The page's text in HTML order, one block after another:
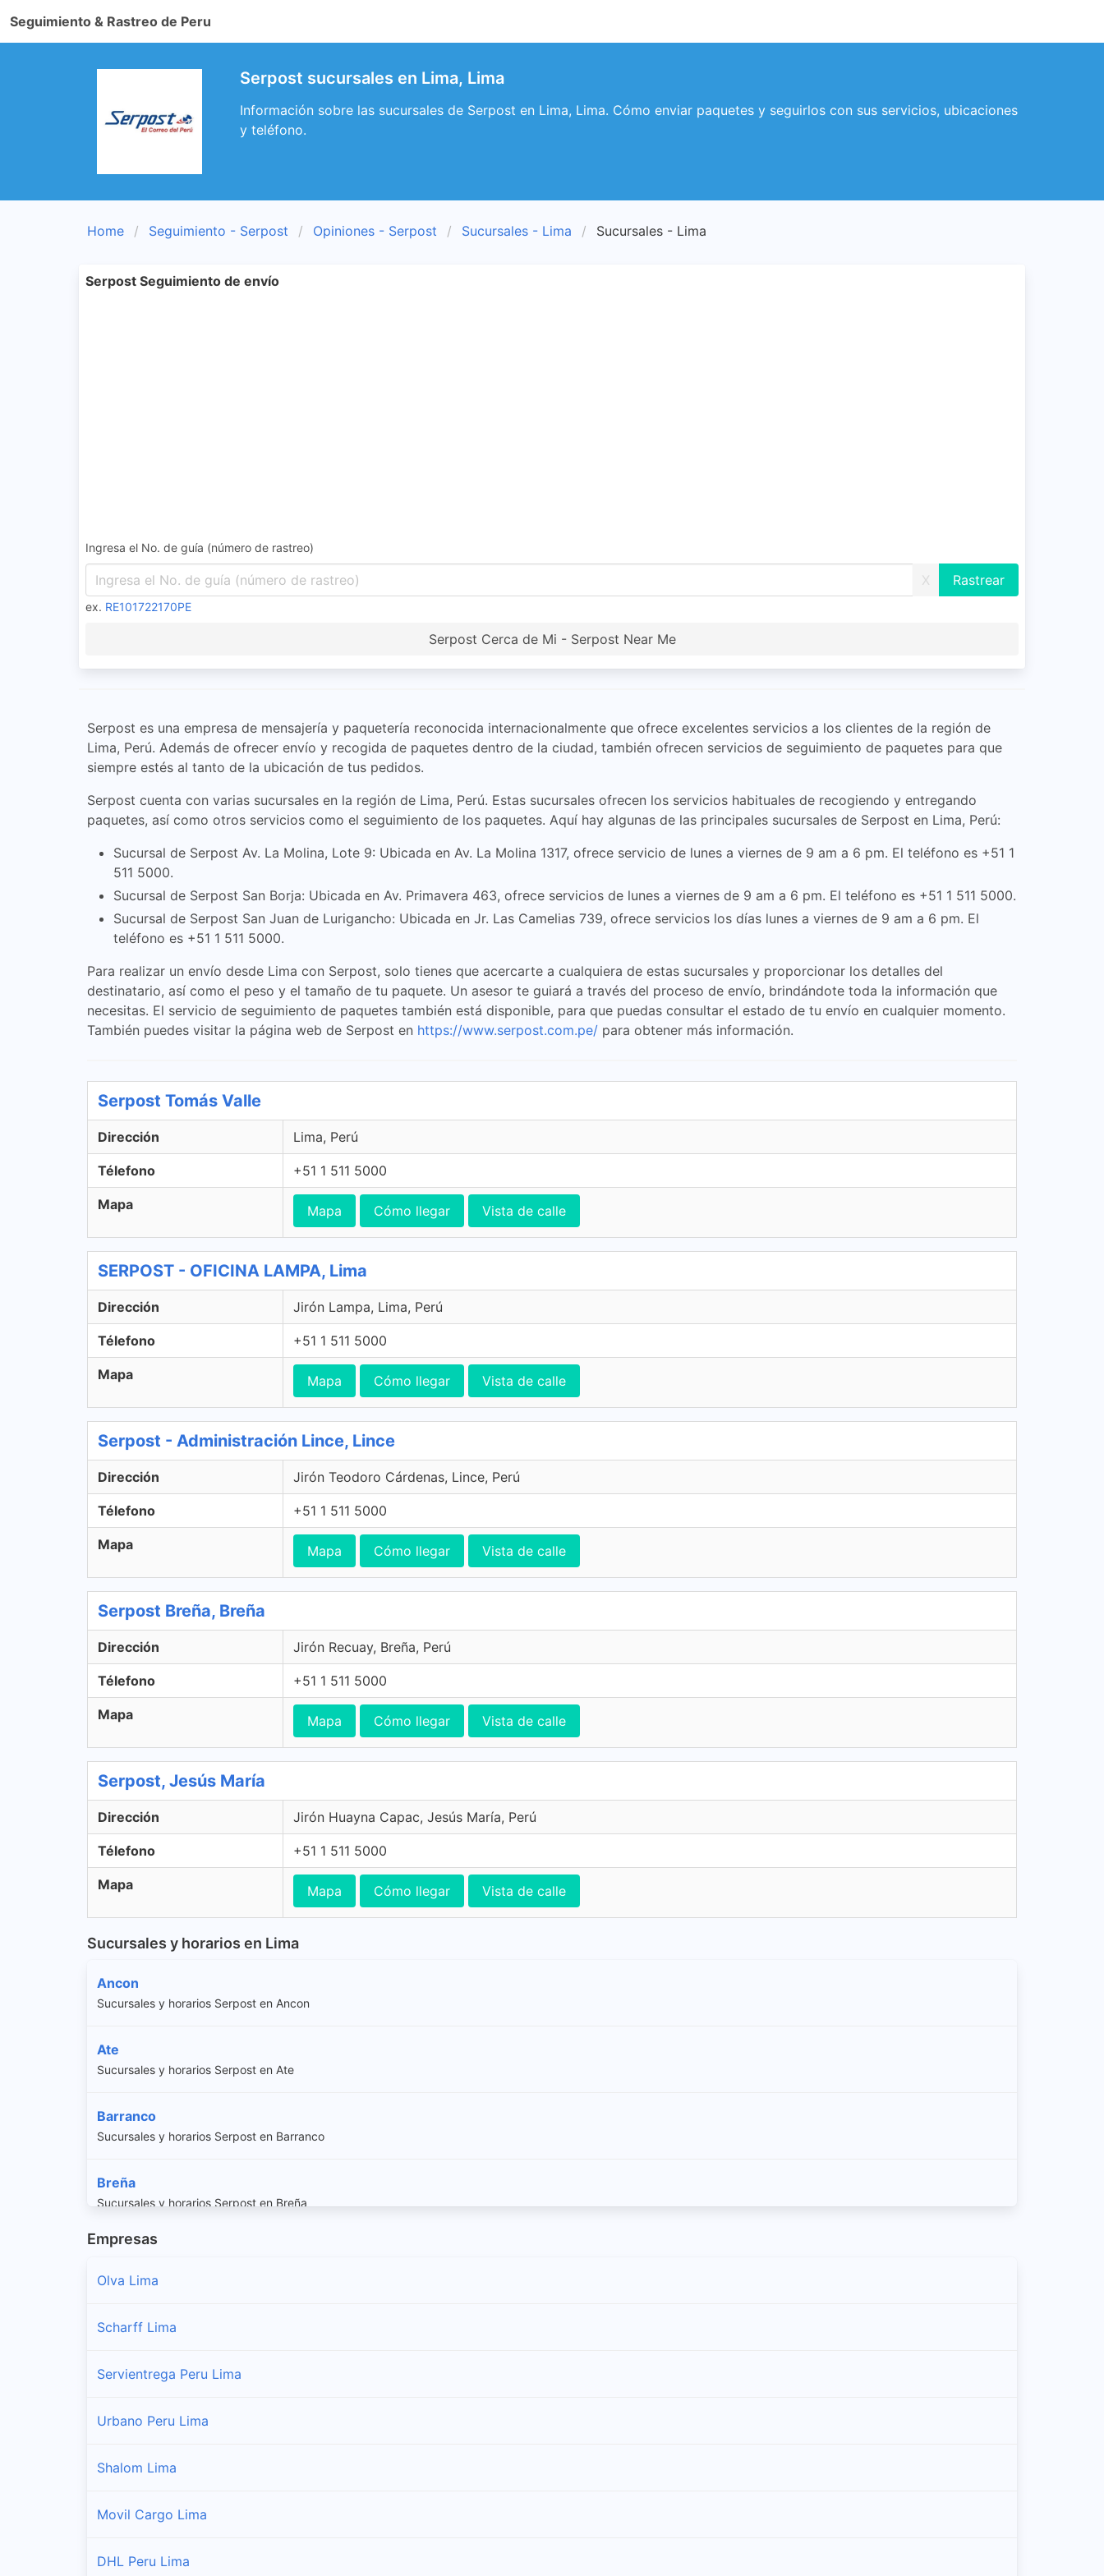
Seguimiento & Rastreo de Peru
Serpost sucursales en Lima, Lima
Información sobre las sucursales de Serpost en Lima, Lima. Cómo enviar paquetes y seguirlos con sus servicios, ubicaciones
y teléfono.
Home Seguimiento - Serpost Opiniones - Serpost Sucursales - Lima Sucursales - Lima
Serpost Seguimiento de envío
Ingresa el No. de guía (número de rastreo)
X
ex. RE101722170PE
Serpost Cerca de Mi - Serpost Near Me
Serpost es una empresa de mensajería y paquetería reconocida internacionalmente que ofrece excelentes servicios a los clientes de la región de
Lima, Perú. Además de ofrecer envío y recogida de paquetes dentro de la ciudad, también ofrecen servicios de seguimiento de paquetes para que
siempre estés al tanto de la ubicación de tus pedidos.
Serpost cuenta con varias sucursales en la región de Lima, Perú. Estas sucursales ofrecen los servicios habituales de recogiendo y entregando
paquetes, así como otros servicios como el seguimiento de los paquetes. Aquí hay algunas de las principales sucursales de Serpost en Lima, Perú:
Sucursal de Serpost Av. La Molina, Lote 9: Ubicada en Av. La Molina 1317, ofrece servicio de lunes a viernes de 9 am a 6 pm. El teléfono es +51 1
511 5000.
Sucursal de Serpost San Borja: Ubicada en Av. Primavera 463, ofrece servicios de lunes a viernes de 9 am a 6 pm. El teléfono es +51 1 511 5000.
Sucursal de Serpost San Juan de Lurigancho: Ubicada en Jr. Las Camelias 739, ofrece servicios los días lunes a viernes de 9 am a 6 pm. El
teléfono es +51 1 511 5000.
Para realizar un envío desde Lima con Serpost, solo tienes que acercarte a cualquiera de estas sucursales y proporcionar los detalles del
destinatario, así como el peso y el tamaño de tu paquete. Un asesor te guiará a través del proceso de envío, brindándote toda la información que
necesitas. El servicio de seguimiento de paquetes también está disponible, para que puedas consultar el estado de tu envío en cualquier momento.
También puedes visitar la página web de Serpost en https://www.serpost.com.pe/ para obtener más información.
Serpost Tomás Valle
Dirección Lima, Perú
Télefono +51 1 511 5000
Mapa Mapa Cómo llegar Vista de calle
SERPOST - OFICINA LAMPA, Lima
Dirección Jirón Lampa, Lima, Perú
Télefono +51 1 511 5000
Mapa Mapa Cómo llegar Vista de calle
Serpost - Administración Lince, Lince
Dirección Jirón Teodoro Cárdenas, Lince, Perú
Télefono +51 1 511 5000
Mapa Mapa Cómo llegar Vista de calle
Serpost Breña, Breña
Dirección Jirón Recuay, Breña, Perú
Télefono +51 1 511 5000
Mapa Mapa Cómo llegar Vista de calle
Serpost, Jesús María
Dirección Jirón Huayna Capac, Jesús María, Perú
Télefono +51 1 511 5000
Mapa Mapa Cómo llegar Vista de calle
Sucursales y horarios en Lima
Ancon
Sucursales y horarios Serpost en Ancon
Ate
Sucursales y horarios Serpost en Ate
Barranco
Sucursales y horarios Serpost en Barranco
Breña
Sucursales y horarios Serpost en Breña
Carabayllo
Sucursales y horarios Serpost en Chaclacayo
Chorrillos
Sucursales y horarios Serpost en Cieneguilla
Comas
Empresas
Olva Lima
Scharff Lima
Servientrega Peru Lima
Urbano Peru Lima
Shalom Lima
Movil Cargo Lima
DHL Peru Lima